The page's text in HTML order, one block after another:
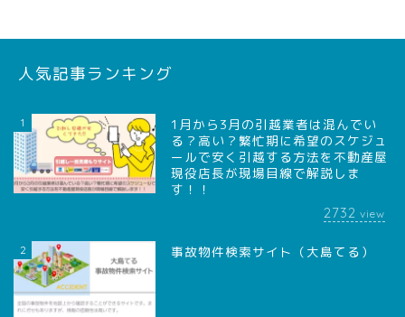
人気記事ランキング
1
1月から3月の引越業者は混んでい
る？高い？繁忙期に希望のスケジュ
ールで安く引越する方法を不動産屋
現役店長が現場目線で解説しま
す！！
2732 view
2 事故物件検索サイト（大島てる）